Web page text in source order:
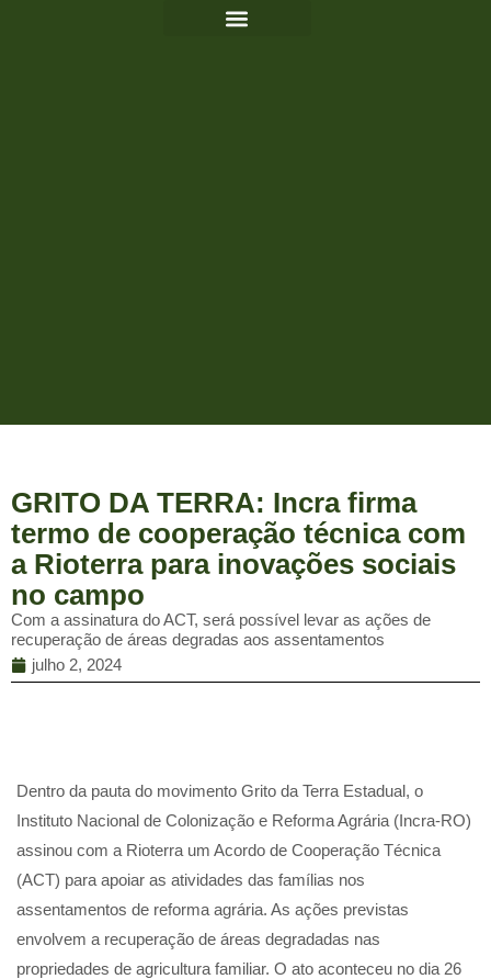
GRITO DA TERRA: Incra firma
termo de cooperação técnica com
a Rioterra para inovações sociais
no campo
Com a assinatura do ACT, será possível levar as ações de
recuperação de áreas degradas aos assentamentos
julho 2, 2024
Dentro da pauta do movimento Grito da Terra Estadual, o
Instituto Nacional de Colonização e Reforma Agrária (Incra-RO)
assinou com a Rioterra um Acordo de Cooperação Técnica
(ACT) para apoiar as atividades das famílias nos
assentamentos de reforma agrária. As ações previstas
envolvem a recuperação de áreas degradadas nas
propriedades de agricultura familiar. O ato aconteceu no dia 26